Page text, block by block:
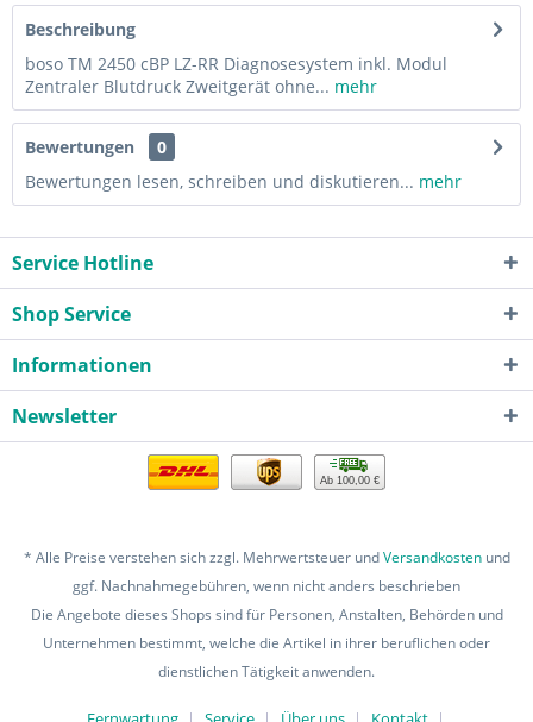
Beschreibung
boso TM 2450 cBP LZ-RR Diagnosesystem inkl. Modul
Zentraler Blutdruck Zweitgerät ohne... mehr
Bewertungen
0
Bewertungen lesen, schreiben und diskutieren... mehr
Service Hotline
Shop Service
Informationen
Newsletter
Ab 100,00 €
* Alle Preise verstehen sich zzgl. Mehrwertsteuer undVersandkostenund
ggf. Nachnahmegebühren, wenn nicht anders beschrieben
Die Angebote dieses Shops sind für Personen, Anstalten, Behörden und
Unternehmen bestimmt, welche die Artikel in ihrer beruflichen oder
dienstlichen Tätigkeit anwenden.